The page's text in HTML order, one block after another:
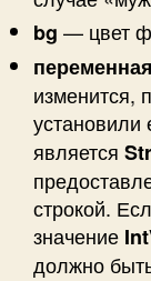
bg — цвет
переменная
изменится,
установили
является
строкой.
значение
должно